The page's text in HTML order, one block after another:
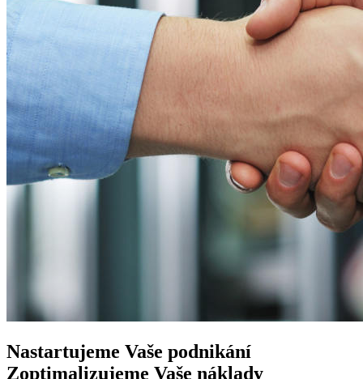
Nastartujeme Vaše podnikání
Zoptimalizujeme Vaše náklady